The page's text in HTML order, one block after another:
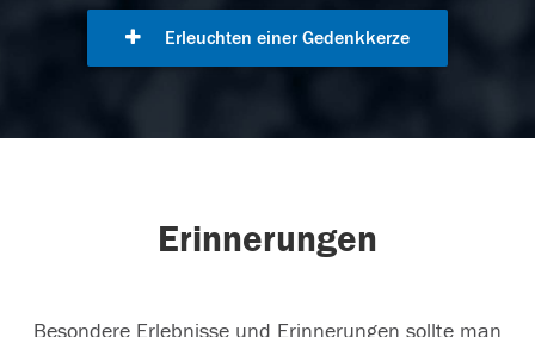
Erleuchten einer Gedenkkerze
Erinnerungen
Besondere Erlebnisse und Erinnerungen sollte man